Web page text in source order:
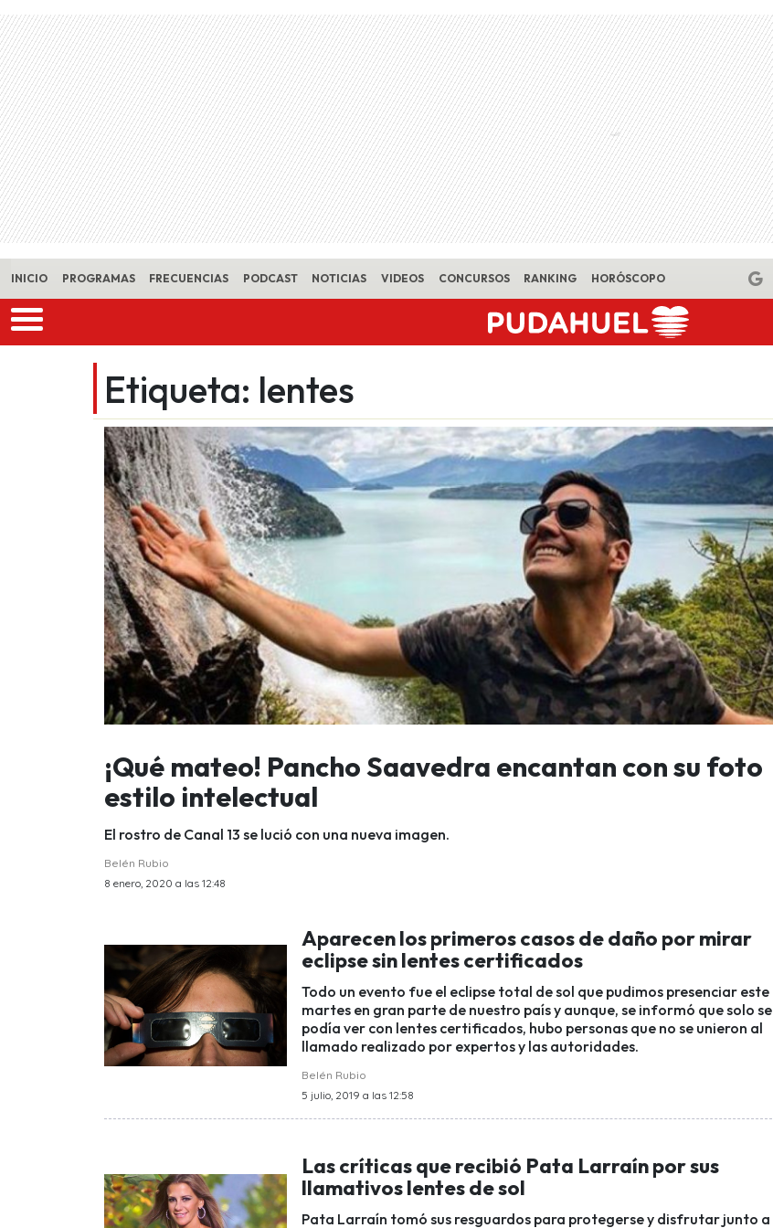
Skip to main content
INICIO PROGRAMAS FRECUENCIAS PODCAST NOTICIAS VIDEOS CONCURSOS RANKING HORÓSCOPO
Etiqueta: lentes
¡Qué mateo! Pancho Saavedra encantan con su foto
estilo intelectual
El rostro de Canal 13 se lució con una nueva imagen.
Belén Rubio
8 enero, 2020 a las 12:48
Aparecen los primeros casos de daño por mirar
eclipse sin lentes certificados
Todo un evento fue el eclipse total de sol que pudimos presenciar este
martes en gran parte de nuestro país y aunque, se informó que solo se
podía ver con lentes certificados, hubo personas que no se unieron al
llamado realizado por expertos y las autoridades.
Belén Rubio
5 julio, 2019 a las 12:58
Las críticas que recibió Pata Larraín por sus
llamativos lentes de sol
Pata Larraín tomó sus resguardos para protegerse y disfrutar junto a